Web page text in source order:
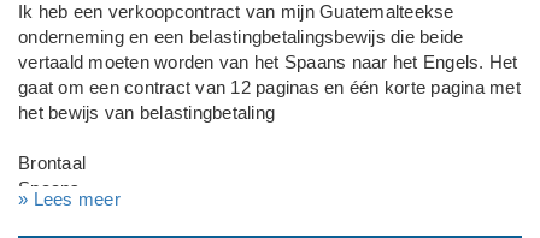
Ik heb een verkoopcontract van mijn Guatemalteekse
onderneming en een belastingbetalingsbewijs die beide
vertaald moeten worden van het Spaans naar het Engels. Het
gaat om een contract van 12 paginas en één korte pagina met
het bewijs van belastingbetaling
Brontaal
Spaans
» Lees meer